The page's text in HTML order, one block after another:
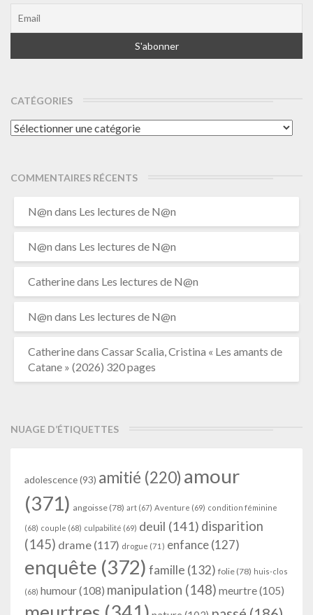
CATÉGORIES
Catégories
COMMENTAIRES RÉCENTS
N@n dans Les lectures de N@n
N@n dans Les lectures de N@n
Catherinedans Les lectures de N@n
N@n dans Les lectures de N@n
Catherinedans Cassar Scalia, Cristina « Les amants de
Catane » (2026) 320 pages
NUAGE D’ÉTIQUETTES
adolescence(93) amitié (220) amour
(371) angoisse (78) art (67) Aventure (69) condition féminine
(68) couple (68) culpabilité (69) deuil (141) disparition
(145) drame (117) drogue (71) enfance(127)
enquête (372) famille (132) folie (78) huis-clos
(68) humour(108) manipulation (148) meurtre(105)